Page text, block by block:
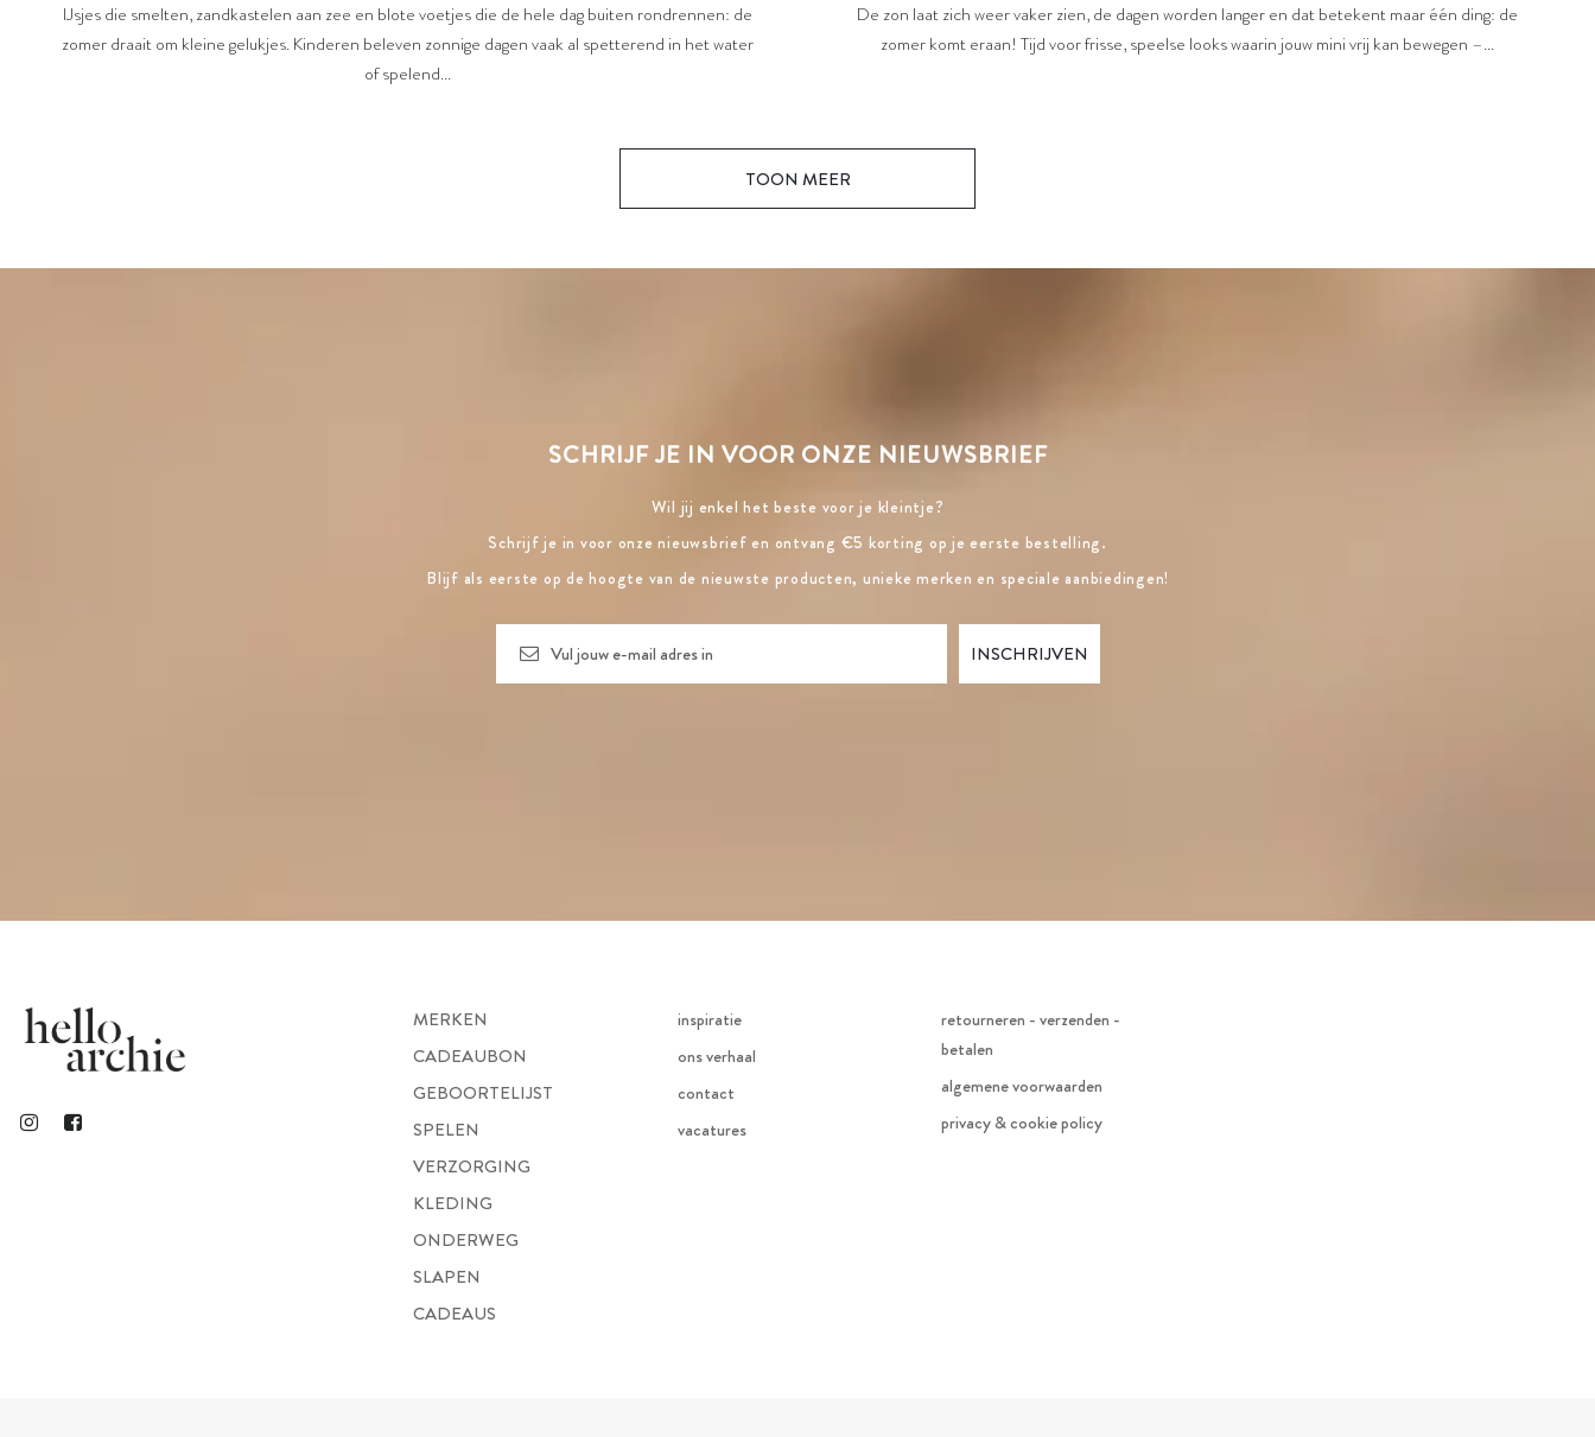
IJsjes die smelten, zandkastelen aan zee en blote voetjes die de hele dag buiten rondrennen: de
zomer draait om kleine gelukjes. Kinderen beleven zonnige dagen vaak al spetterend in het water
of spelend...
De zon laat zich weer vaker zien, de dagen worden langer en dat betekent maar één ding: de
zomer komt eraan! Tijd voor frisse, speelse looks waarin jouw mini vrij kan bewegen –...
TOON MEER
SCHRIJF JE IN VOOR ONZE NIEUWSBRIEF
Wil jij enkel het beste voor je kleintje?
Schrijf je in voor onze nieuwsbrief en ontvang €5 korting op je eerste bestelling.
Blijf als eerste op de hoogte van de nieuwste producten, unieke merken en speciale aanbiedingen!
MERKEN
CADEAUBON
GEBOORTELIJST
SPELEN
VERZORGING
KLEDING
ONDERWEG
SLAPEN
CADEAUS
inspiratie
ons verhaal
contact
vacatures
retourneren - verzenden -
betalen
algemene voorwaarden
privacy & cookie policy